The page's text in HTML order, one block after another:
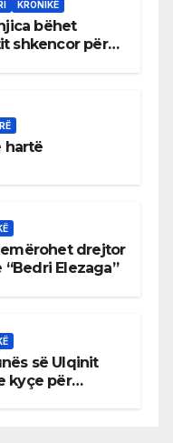
KRONIKË
bëhet
shkencor për
hartë
drejtor
Elezaga”
së Ulqinit
kyçe për